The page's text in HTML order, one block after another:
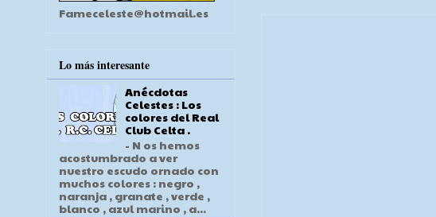
Fameceleste@hotmail.es
Lo más interesante
Anécdotas
Celestes : Los
colores del Real
Club Celta .
- N os hemos
acostumbrado a ver
nuestro escudo ornado con
muchos colores : negro ,
naranja , granate , verde ,
blanco , azul marino , a...